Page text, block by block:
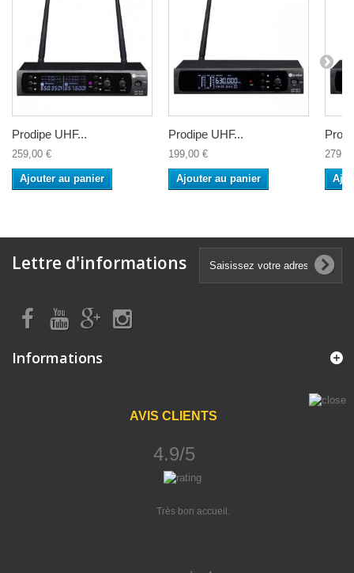
Prodipe UHF...
259,00 €
Ajouter au panier
Prodipe UHF...
199,00 €
Ajouter au panier
Lettre d'informations
Informations
AVIS CLIENTS
4.9/5
Très bon accueil.